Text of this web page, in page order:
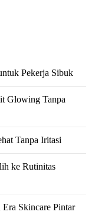
Pekerja Sibuk
Glowing Tanpa
Tanpa Iritasi
ke Rutinitas
Skincare Pintar